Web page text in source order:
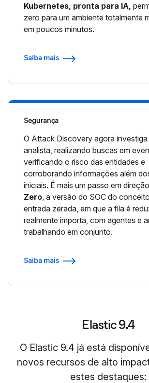
Kubernetes, pronta para IA,
zero para um ambiente totalmente
em poucos minutos.
Saiba mais
Segurança
O Attack Discovery agora
analista, realizando buscas em
verificando o risco das entidades e
corroborando informações além
iniciais. É mais um passo em
Zero , a versão do SOC do
entrada zerada, em que a fila é
realmente importa, com agentes e
trabalhando em conjunto.
Saiba mais
Elastic 9.4
O Elastic 9.4 já está
novos recursos de alto
estes destaques: